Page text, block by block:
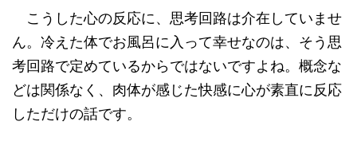
こうした心の反応に、思考回路は介在していませ
ん。冷えた体でお風呂に入って幸せなのは、そう思
考回路で定めているからではないですよね。概念な
どは関係なく、肉体が感じた快感に心が素直に反応
しただけの話です。